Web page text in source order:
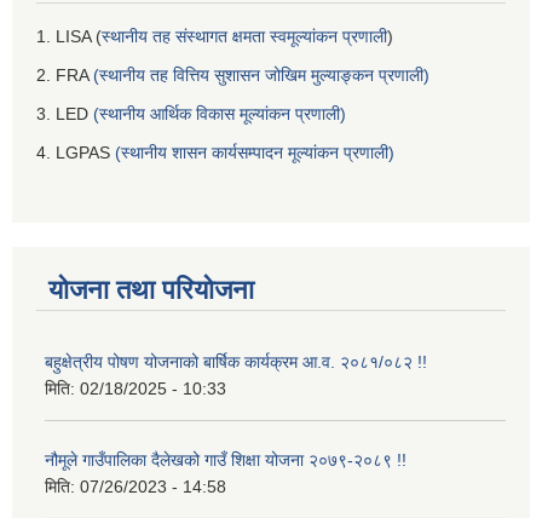
1. LISA (स्थानीय तह संस्थागत क्षमता स्वमूल्यांकन प्रणाली)
2. FRA(स्थानीय तह वित्तिय सुशासन जोखिम मुल्याङ्कन प्रणाली)
3. LED (स्थानीय आर्थिक विकास मूल्यांकन प्रणाली)
4. LGPAS (स्थानीय शासन कार्यसम्पादन मूल्यांकन प्रणाली)
योजना तथा परियोजना
बहुक्षेत्रीय पोषण योजनाको बार्षिक कार्यक्रम आ.व. २०८१/०८२ !!
मिति: 02/18/2025 - 10:33
नौमूले गाउँपालिका दैलेखको गाउँ शिक्षा योजना २०७९-२०८९ !!
मिति: 07/26/2023 - 14:58